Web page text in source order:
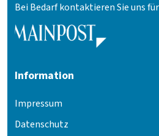
Bei Bedarf kontaktieren Sie uns
Information
Impressum
Datenschutz